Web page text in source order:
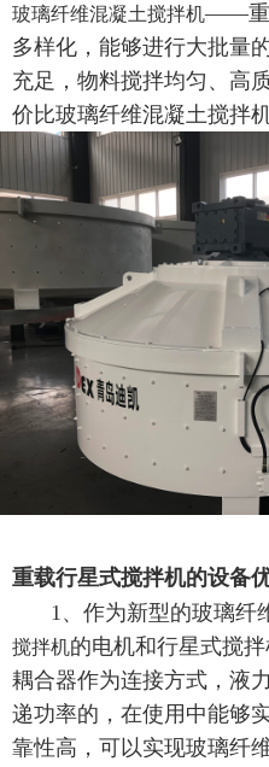
玻璃纤维混凝土搅拌机——
多样化 ，能够进行大批量
充足，物料搅拌均匀 、高
价比玻璃纤维混凝土搅拌机
重载行星式搅拌机的设备
1、 作为新型的玻璃纤
搅拌机的电机和行星式搅
耦合器作为连接方式，液
递功率的，在使用中能够
靠性高， 可以实现玻璃纤